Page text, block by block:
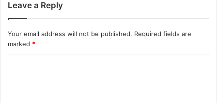
Leave a Reply
Your email address will not be published. Required fields are
marked *